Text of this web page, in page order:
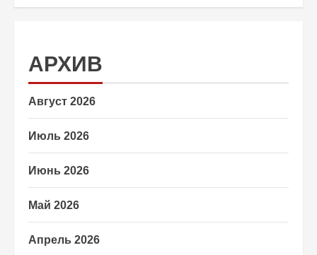
АРХИВ
Август 2026
Июль 2026
Июнь 2026
Май 2026
Апрель 2026